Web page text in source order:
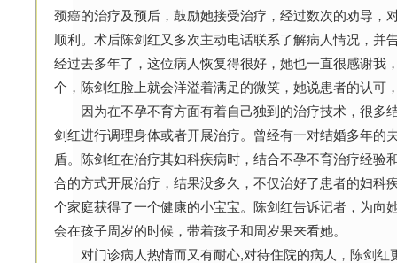
颈癌的治疗及预后，鼓励她接受治疗，经过数次的劝导，
顺利。术后陈剑红又多次主动电话联系了解病人情况，并
经过去多年了，这位病人恢复得很好，她也一直很感谢我
个，陈剑红脸上就会洋溢着满足的微笑，她说患者的认可
因为在不孕不育方面有着自己独到的治疗技术，很多
剑红进行调理身体或者开展治疗。曾经有一对结婚多年的
盾。陈剑红在治疗其妇科疾病时，结合不孕不育治疗经验
合的方式开展治疗，结果没多久，不仅治好了患者的妇科
个家庭获得了一个健康的小宝宝。陈剑红告诉记者，为向
会在孩子周岁的时候，带着孩子和周岁果来看她。
对门诊病人热情而又有耐心,对待住院的病人，陈剑红